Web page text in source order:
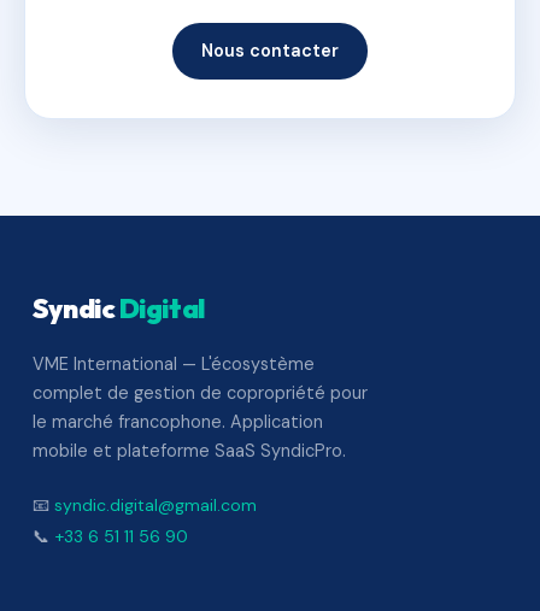
Nous contacter
SyndicDigital
VME International — L'écosystème
complet de gestion de copropriété pour
le marché francophone. Application
mobile et plateforme SaaS SyndicPro.
📧 syndic.digital@gmail.com
📞 +33 6 51 11 56 90